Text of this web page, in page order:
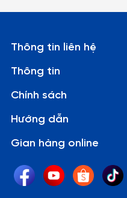
Thông tin liên hệ
Thông tin
Chính sách
Hướng dẫn
Gian hàng online